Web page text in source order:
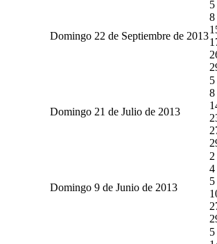
Domingo 22 de Septiembre de 2013
5
8
Domingo 21 de Julio de 2013
5
8
Domingo 9 de Junio de 2013
2
4
5
5